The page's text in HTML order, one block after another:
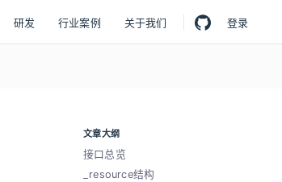
研发 行业案例 关于我们 登录
文章大纲
接口总览
_resource结构